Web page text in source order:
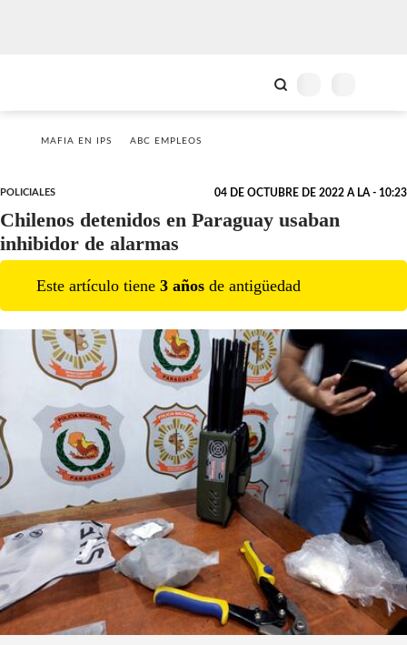
MAFIA EN IPS ABC EMPLEOS
POLICIALES 04 DE OCTUBRE DE 2022 A LA - 10:23
Chilenos detenidos en Paraguay usaban
inhibidor de alarmas
Este artículo tiene 3 años de antigüedad